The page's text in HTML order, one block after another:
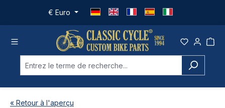
Passer au contenu principal
€ Euro
« Retour à l'aperçu